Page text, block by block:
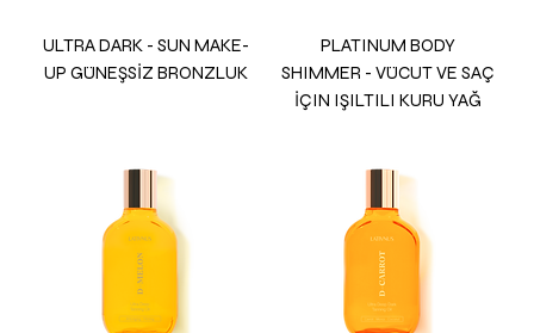
ULTRA DARK - SUN MAKE-
UP GÜNEŞSİZ BRONZLUK
PLATINUM BODY
SHIMMER - VÜCUT VE SAÇ
İÇIN IŞILTILI KURU YAĞ